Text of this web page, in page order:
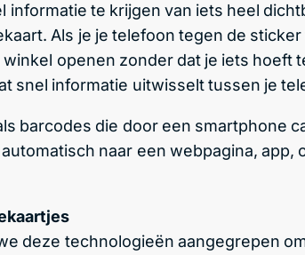
informatie te krijgen van iets heel
Als je je telefoon tegen de
openen zonder dat je iets hoeft
snel informatie uitwisselt tussen je
barcodes die door een smartphone
naar een webpagina, app,
deze technologieën aangegrepen